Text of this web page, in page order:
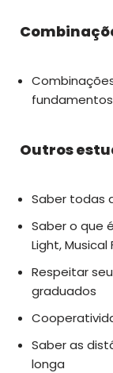
Outros
Saber todas
Saber o que
Light, Musical
Respeitar
graduados
Saber as
longa